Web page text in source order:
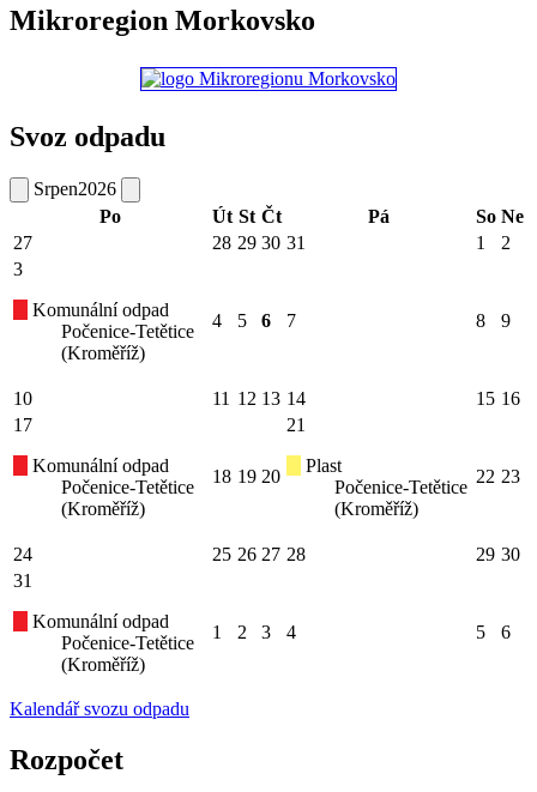
Mikroregion Morkovsko
Svoz odpadu
Srpen2026
Po
Út St Čt Pá So Ne
27
28 29 30 31 1
2
3
Komunální odpad
Počenice-Tetětice
(Kroměříž)
4 5 6 7 8 9
10 11 12 13 14 15 16
17
Komunální odpad
Počenice-Tetětice
(Kroměříž)
18 19 20
21
Plast
Počenice-Tetětice
(Kroměříž)
22 23
24 25 26 27 28 29 30
31
Komunální odpad
Počenice-Tetětice
(Kroměříž)
1 2 3 4 5 6
Kalendář svozu odpadu
Rozpočet